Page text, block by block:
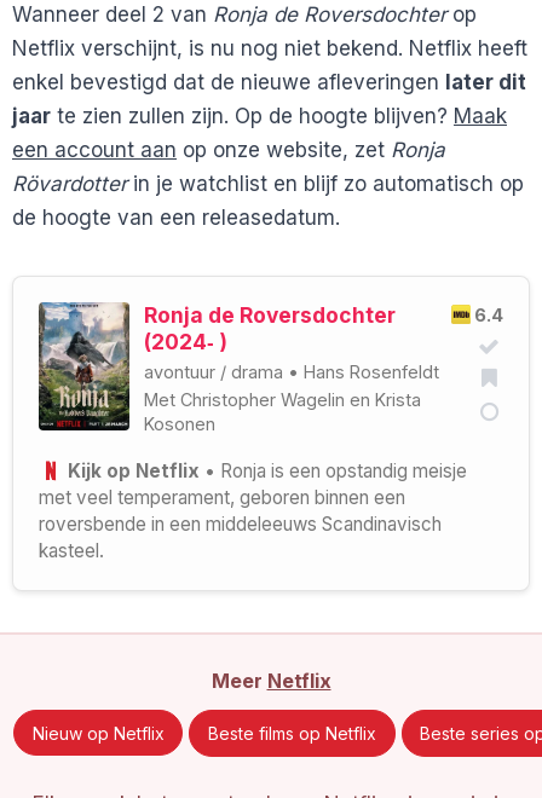
Wanneer deel 2 van Ronja de Roversdochterop
Netflix verschijnt, is nu nog niet bekend. Netflix heeft
enkel bevestigd dat de nieuwe afleveringen later dit
jaar te zien zullen zijn. Op de hoogte blijven? Maak
een account aan op onze website, zet Ronja
Rövardotterin je watchlist en blijf zo automatisch op
de hoogte van een releasedatum.
6.4
Ronja de Roversdochter
(2024‑ )
avontuur / drama • Hans Rosenfeldt
Met Christopher Wagelin en Krista
Kosonen
Kijk op Netflix • Ronja is een opstandig meisje
met veel temperament, geboren binnen een
roversbende in een middeleeuws Scandinavisch
kasteel.
Meer Netflix
Nieuw op Netflix Beste films op Netflix Beste series